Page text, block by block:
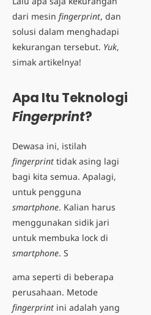
dari mesin fingerprint, dan
solusi dalam menghadapi
kekurangan tersebut. Yuk,
simak artikelnya!
Apa Itu Teknologi
Fingerprint?
Dewasa ini, istilah
fingerprint tidak asing lagi
bagi kita semua. Apalagi,
untuk pengguna
smartphone. Kalian harus
menggunakan sidik jari
untuk membuka lock di
smartphone. S
ama seperti di beberapa
perusahaan. Metode
fingerprint ini adalah yang